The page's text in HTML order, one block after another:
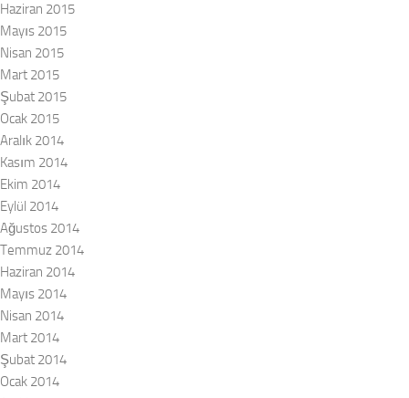
Haziran 2015
Mayıs 2015
Nisan 2015
Mart 2015
Şubat 2015
Ocak 2015
Aralık 2014
Kasım 2014
Ekim 2014
Eylül 2014
Ağustos 2014
Temmuz 2014
Haziran 2014
Mayıs 2014
Nisan 2014
Mart 2014
Şubat 2014
Ocak 2014